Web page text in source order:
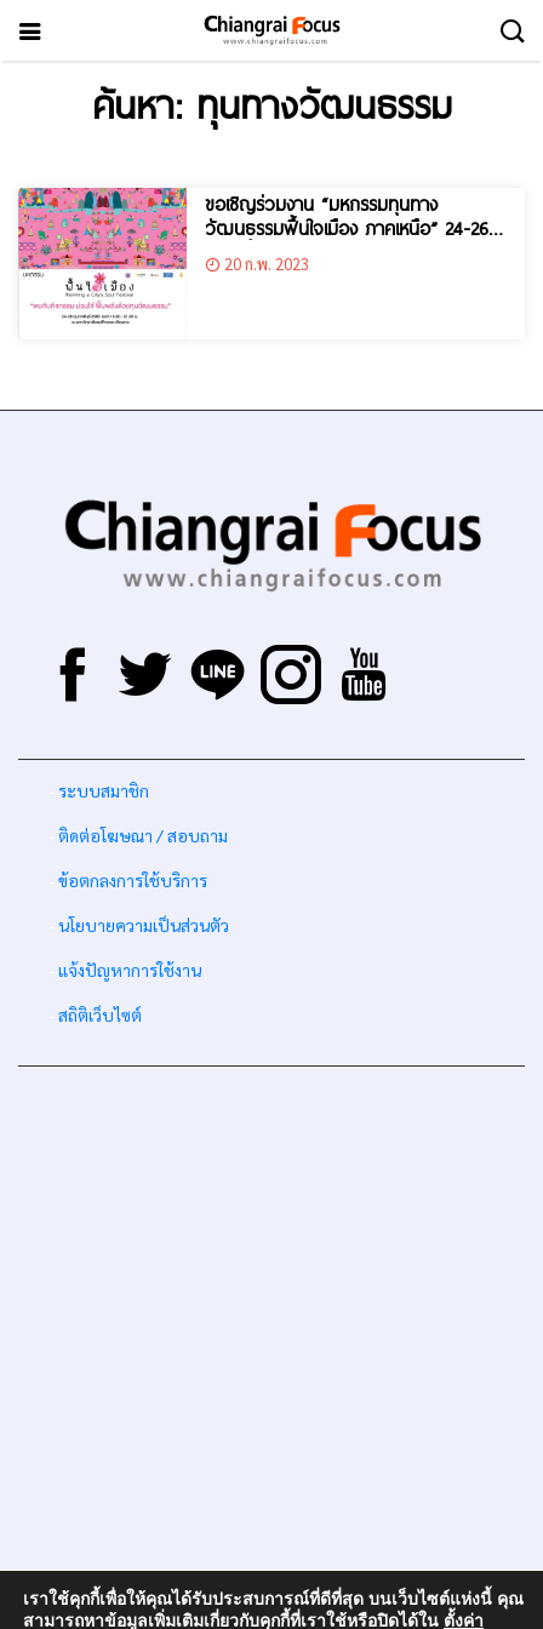
ค้นหา: ทุนทางวัฒนธรรม
ขอเชิญร่วมงาน “มหกรรมทุนทาง
วัฒนธรรมฟื้นใจเมือง ภาคเหนือ” 24-26
ก.พ. นี้20 ก.พ. 2023
เราใช้คุกกี้เพื่อให้คุณได้รับประสบการณ์ที่ดีที่สุด บนเว็บไซต์แห่งนี้ คุณ
สามารถหาข้อมูลเพิ่มเติมเกี่ยวกับคุกกี้ที่เราใช้หรือปิดได้ใน ตั้งค่า
ระบบสมาชิก
ติดต่อโฆษณา / สอบถาม
ข้อตกลงการใช้บริการ
นโยบายความเป็นส่วนตัว
แจ้งปัญหาการใช้งาน
สถิติเว็บไซต์